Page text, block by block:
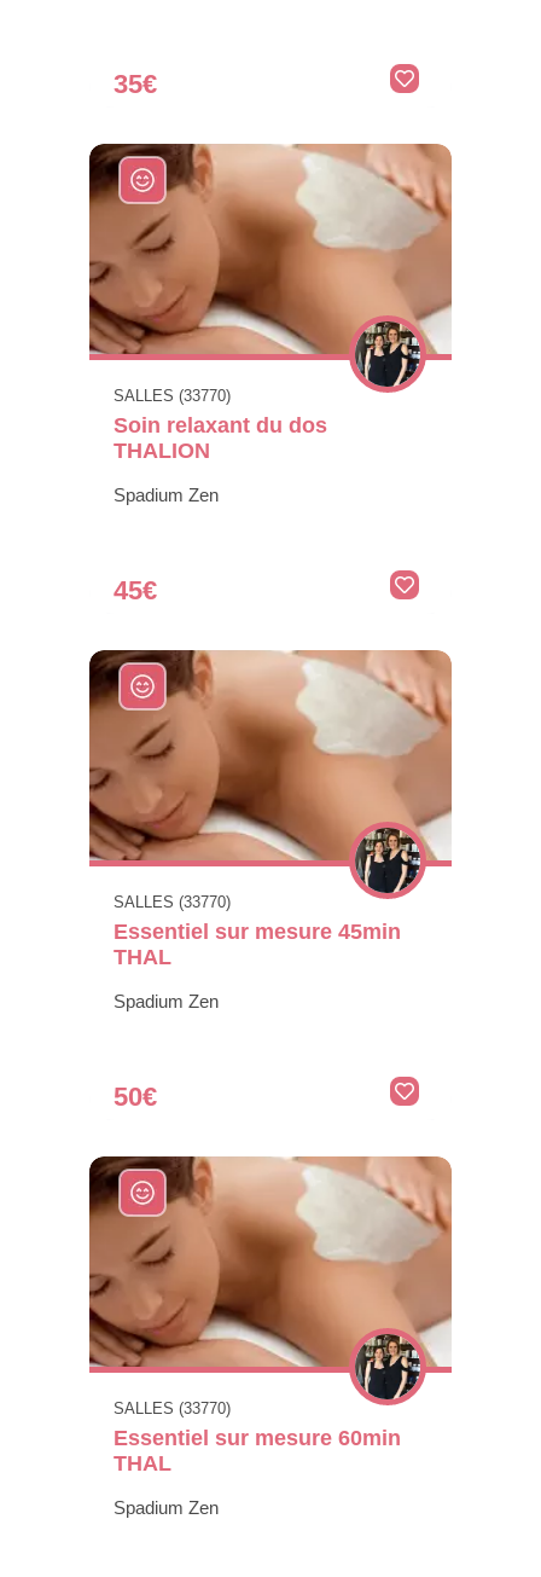
35€
SALLES (33770)
Soin relaxant du dos
THALION
Spadium Zen
45€
SALLES (33770)
Essentiel sur mesure 45min
THAL
Spadium Zen
50€
SALLES (33770)
Essentiel sur mesure 60min
THAL
Spadium Zen